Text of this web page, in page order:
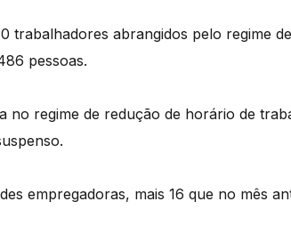
trabalhadores abrangidos pelo regime de
pessoas.
no regime de redução de horário de
empregadoras, mais 16 que no mês